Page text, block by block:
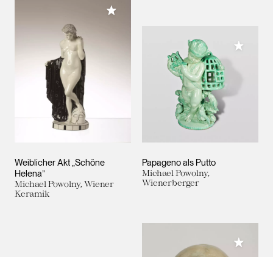
Weiblicher Akt „Schöne
Helena”
Michael Powolny, Wiener
Keramik
Meiner Sammlung hinzufügen
Papageno als Putto
Michael Powolny,
Wienerberger
Meiner
Meiner